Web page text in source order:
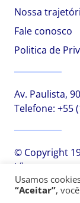
Nossa
Fale conosco
Politica de
Av. Paulista,
Telefone: +55
© Copyright
Líbero
Usamos
“Aceitar”,